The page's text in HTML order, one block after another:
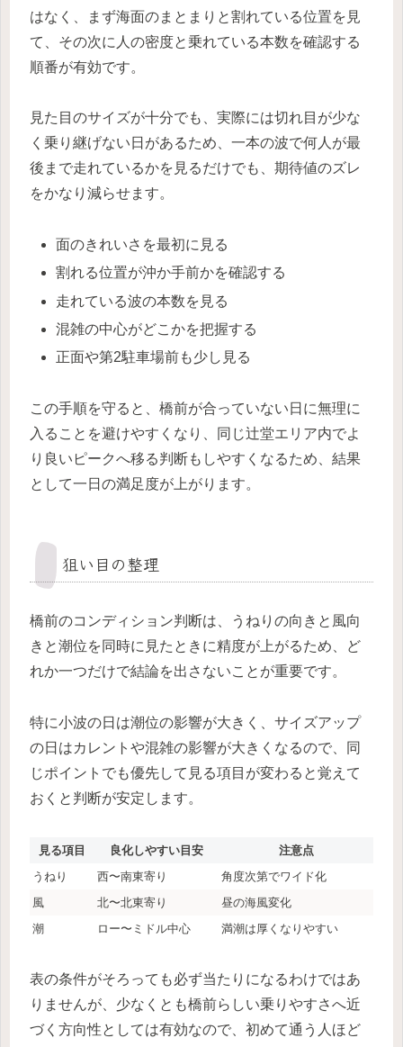
はなく、まず海面のまとまりと割れている位置を見
て、その次に人の密度と乗れている本数を確認する
順番が有効です。
見た目のサイズが十分でも、実際には切れ目が少な
く乗り継げない日があるため、一本の波で何人が最
後まで走れているかを見るだけでも、期待値のズレ
をかなり減らせます。
面のきれいさを最初に見る
割れる位置が沖か手前かを確認する
走れている波の本数を見る
混雑の中心がどこかを把握する
正面や第2駐車場前も少し見る
この手順を守ると、橋前が合っていない日に無理に
入ることを避けやすくなり、同じ辻堂エリア内でよ
り良いピークへ移る判断もしやすくなるため、結果
として一日の満足度が上がります。
狙い目の整理
橋前のコンディション判断は、うねりの向きと風向
きと潮位を同時に見たときに精度が上がるため、ど
れか一つだけで結論を出さないことが重要です。
特に小波の日は潮位の影響が大きく、サイズアップ
の日はカレントや混雑の影響が大きくなるので、同
じポイントでも優先して見る項目が変わると覚えて
おくと判断が安定します。
見る項目 良化しやすい目安
注意点
うねり
西〜南東寄り
角度次第でワイド化
風
北〜北東寄り
昼の海風変化
潮
ロー〜ミドル中心 満潮は厚くなりやすい
表の条件がそろっても必ず当たりになるわけではあ
りませんが、少なくとも橋前らしい乗りやすさへ近
づく方向性としては有効なので、初めて通う人ほど